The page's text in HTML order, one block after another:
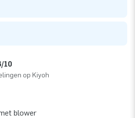
10
op Kiyoh
blower